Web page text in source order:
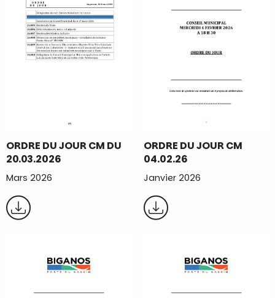
ORDRE DU JOUR CM DU
20.03.2026
Mars 2026
ORDRE DU JOUR CM
04.02.26
Janvier 2026